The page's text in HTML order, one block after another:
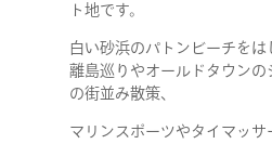
ト地です。
白い砂浜のパトンビーチをは
離島巡りやオールドタウンの
の街並み散策、
マリンスポーツやタイマッ